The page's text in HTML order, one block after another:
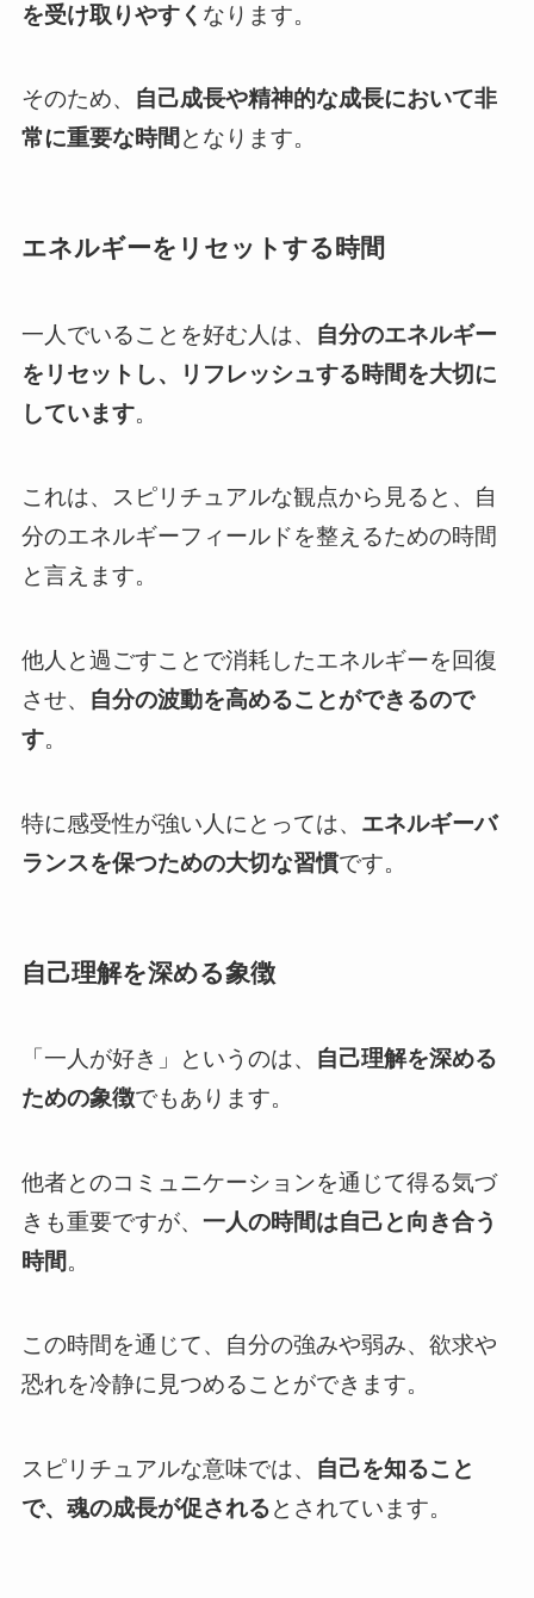
を受け取りやすく なります。
そのため、 自己成長や精神的な成長において非
常に重要な時間 となります。
エネルギーをリセットする時間
一人でいることを好む人は、 自分のエネルギー
をリセットし、リフレッシュする時間を大切に
しています。
これは、スピリチュアルな観点から見ると、自
分のエネルギーフィールドを整えるための時間
と言えます。
他人と過ごすことで消耗したエネルギーを回復
させ、 自分の波動を高めることができるので
す。
特に感受性が強い人にとっては、 エネルギーバ
ランスを保つための大切な習慣です。
自己理解を深める象徴
「一人が好き」というのは、 自己理解を深める
ための象徴でもあります。
他者とのコミュニケーションを通じて得る気づ
きも重要ですが、 一人の時間は自己と向き合う
時間。
この時間を通じて、自分の強みや弱み、欲求や
恐れを冷静に見つめることができます。
スピリチュアルな意味では、 自己を知ること
で、魂の成長が促されるとされています。